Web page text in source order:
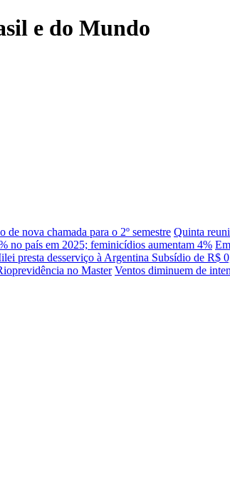
e do Mundo
nova chamada para o 2º semestre Quinta
no país em 2025; feminicídios aumentam 4%
presta desserviço à Argentina Subsídio de R$
no Master Ventos diminuem de